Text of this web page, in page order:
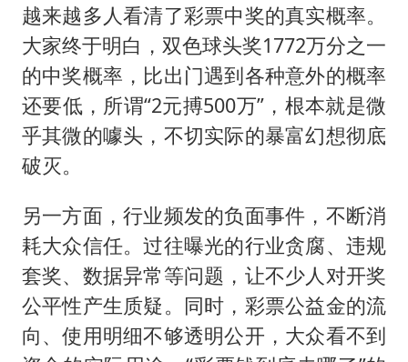
越来越多人看清了彩票中奖的真实概率。
大家终于明白， 双色球头奖1772万分之一
的中奖概率，比出门遇到各种意外的概率
还要低，所谓“2元搏500万”，根本就是微
乎其微的噱头，不切实际的暴富幻想彻底
破灭。
另一方面，行业频发的负面事件，不断消
耗大众信任。过往曝光的行业贪腐、违规
套奖、数据异常等问题，让不少人对开奖
公平性产生质疑。同时，彩票公益金的流
向、使用明细不够透明公开，大众看不到